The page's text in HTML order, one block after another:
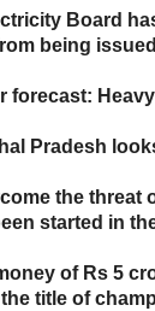
Board
being
forecast:
Pradesh
the threat
started in
of Rs 5
title of